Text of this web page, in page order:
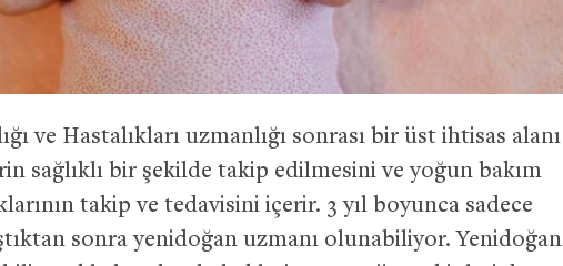
ve Hastalıkları uzmanlığı sonrası bir üst ihtisas alanı
sağlıklı bir şekilde takip edilmesini ve yoğun bakım
takip ve tedavisini içerir. 3 yıl boyunca sadece
sonra yenidoğan uzmanı olunabiliyor. Yenidoğan